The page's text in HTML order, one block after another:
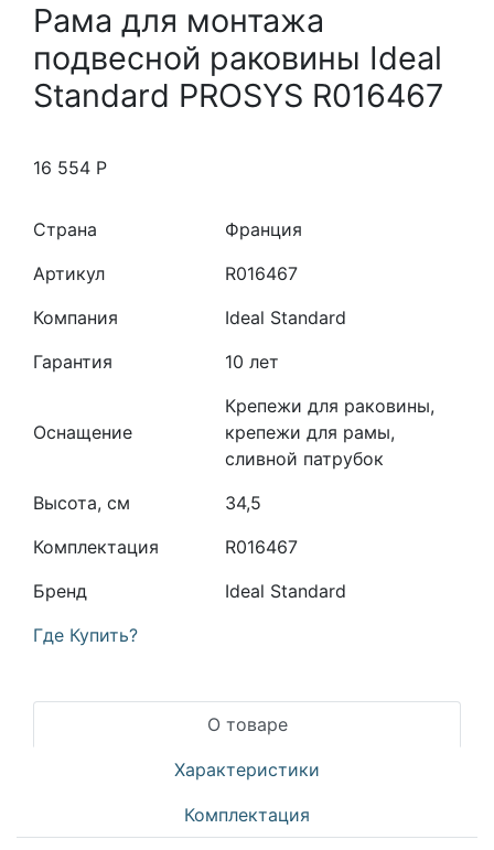
Рама для монтажа
подвесной раковины Ideal
Standard PROSYS R016467
16 554 Р
Страна
Франция
Артикул
R016467
Компания
Ideal Standard
Гарантия
10 лет
Оснащение
Крепежи для раковины,
крепежи для рамы,
сливной патрубок
Высота, см
34,5
Комплектация
R016467
Бренд
Ideal Standard
Где Купить?
О товаре
Характеристики
Комплектация